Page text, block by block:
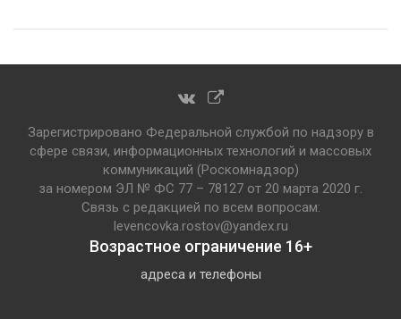
Зарегистрировано Федеральной службой по надзору в
сфере связи, информационных технологий и массовых
коммуникаций (Роскомнадзор)
за номером ЭЛ № ФС 77 – 78127 от 20 марта 2020 г.
Связь с редакцией по всем вопросам:
levencovka.rostov@yandex.ru
Возрастное ограничение 16+
адреса и телефоны